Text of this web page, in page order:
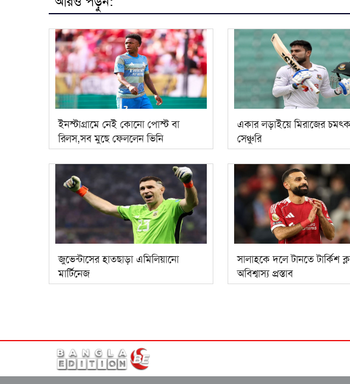
ইনস্টাগ্রামে নেই কোনো পোস্ট বা
রিলস,সব মুছে ফেললেন ভিনি
একার লড়াইয়ে মিরাজের
সেঞ্চুরি
জুভেন্টাসের হাতছাড়া এমিলিয়ানো
মার্টিনেজ
সালাহকে দলে টানতে টার্কিশ
অবিশ্বাস্য প্রস্তাব